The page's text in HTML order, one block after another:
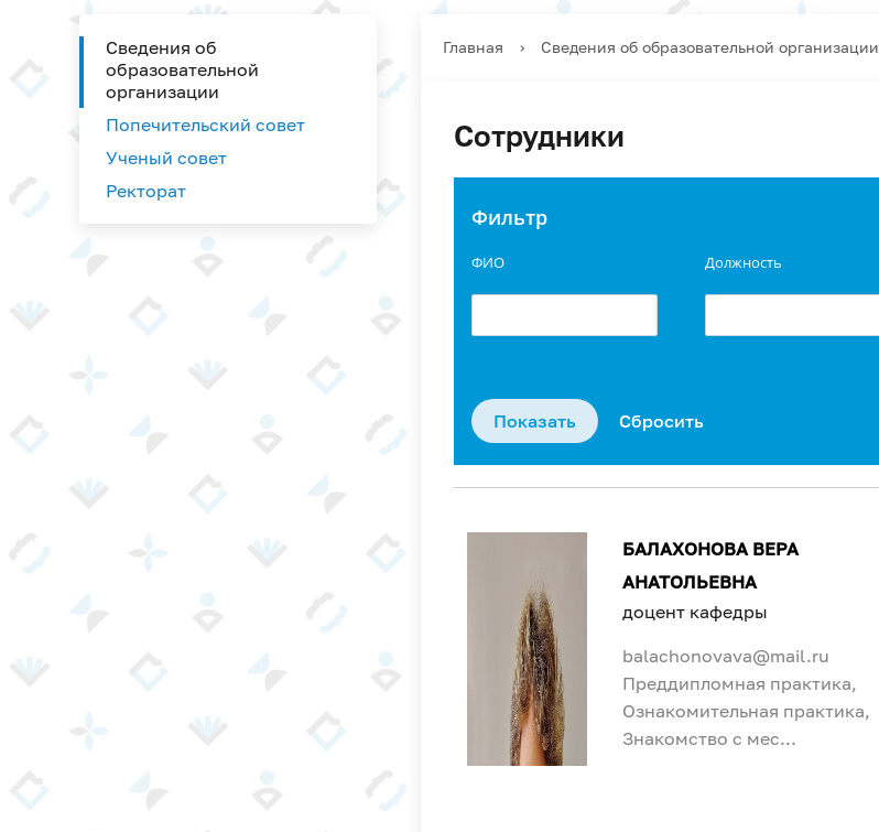
Сведения об
образовательной
организации
Попечительский совет
Ученый совет
Ректорат
Главная › Сведения об образовательной организации
Сотрудники
Фильтр
ФИО Должность
БАЛАХОНОВА ВЕРА
АНАТОЛЬЕВНА
доцент кафедры
balachonovava@mail.ru
Преддипломная практика,
Ознакомительная практика,
Знакомство с мес...